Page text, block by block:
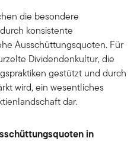
die besondere
konsistente
Ausschüttungsquoten. Für
Dividendenkultur, die
gestützt und durch
wird, ein wesentliches
dar.
in